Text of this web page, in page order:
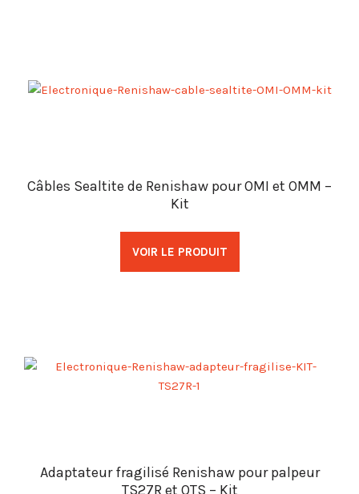
Câbles Sealtite de Renishaw pour OMI et OMM –
Kit
VOIR LE PRODUIT
Adaptateur fragilisé Renishaw pour palpeur
TS27R et OTS – Kit